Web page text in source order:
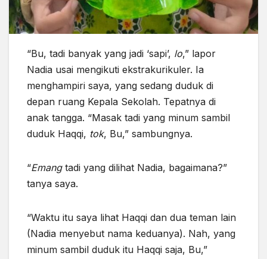
“Bu, tadi banyak yang jadi ‘sapi’, lo,” lapor
Nadia usai mengikuti ekstrakurikuler. Ia
menghampiri saya, yang sedang duduk di
depan ruang Kepala Sekolah. Tepatnya di
anak tangga. “Masak tadi yang minum sambil
duduk Haqqi, tok, Bu,” sambungnya.
“Emangtadi yang dilihat Nadia, bagaimana?”
tanya saya.
“Waktu itu saya lihat Haqqi dan dua teman lain
(Nadia menyebut nama keduanya). Nah, yang
minum sambil duduk itu Haqqi saja, Bu,”